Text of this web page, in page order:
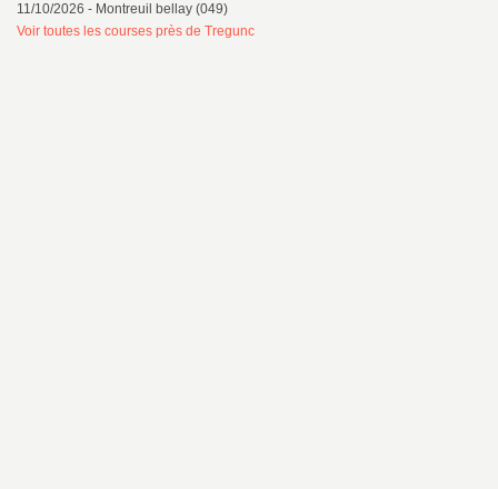
11/10/2026 - Montreuil bellay (049)
Voir toutes les courses près de Tregunc